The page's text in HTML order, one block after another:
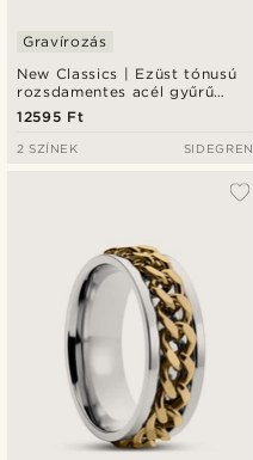
New Classics | Ezüst tónusú
rozsdamentes acél gyűrű
rusztikus felülettel 4 mm
Gravírozás
12595 Ft
2 SZÍNEK SIDEGREN